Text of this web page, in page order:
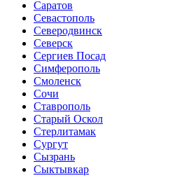
Саратов
Севастополь
Северодвинск
Северск
Сергиев Посад
Симферополь
Смоленск
Сочи
Ставрополь
Старый Оскол
Стерлитамак
Сургут
Сызрань
Сыктывкар